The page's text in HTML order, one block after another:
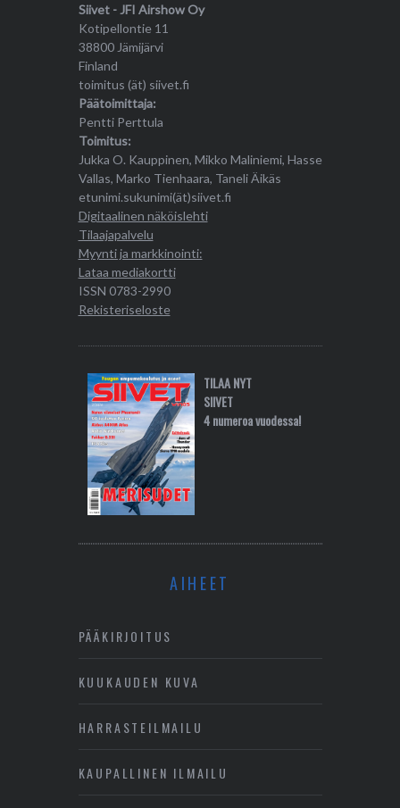
Siivet - JFI Airshow Oy
Kotipellontie 11
38800 Jämijärvi
Finland
toimitus (ät) siivet.fi
Päätoimittaja:
Pentti Perttula
Toimitus:
Jukka O. Kauppinen, Mikko Maliniemi, Hasse
Vallas, Marko Tienhaara, Taneli Äikäs
etunimi.sukunimi(ät)siivet.fi
Digitaalinen näköislehti
Tilaajapalvelu
Myynti ja markkinointi:
Lataa mediakortti
ISSN 0783-2990
Rekisteriseloste
TILAA NYT
SIIVET
4 numeroa vuodessa!
AIHEET
PÄÄKIRJOITUS
KUUKAUDEN KUVA
HARRASTEILMAILU
KAUPALLINEN ILMAILU